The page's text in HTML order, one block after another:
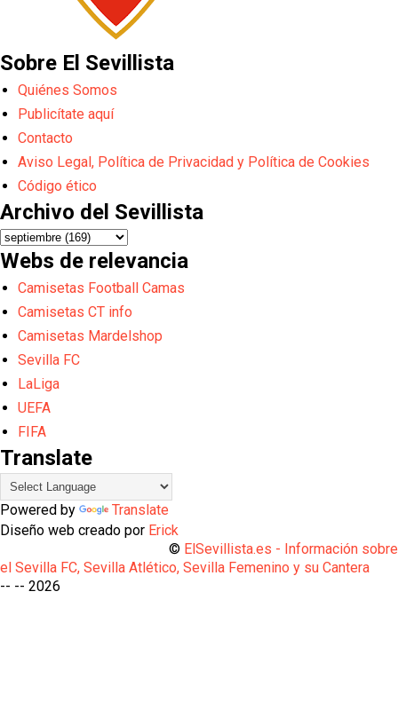
Sobre El Sevillista
Quiénes Somos
Publicítate aquí
Contacto
Aviso Legal, Política de Privacidad y Política de Cookies
Código ético
Archivo del Sevillista
Webs de relevancia
Camisetas Football Camas
Camisetas CT info
Camisetas Mardelshop
Sevilla FC
LaLiga
UEFA
FIFA
Translate
Powered by
Translate
Diseño web creado por Erick
© ElSevillista.es - Información sobre
el Sevilla FC, Sevilla Atlético, Sevilla Femenino y su Cantera
-- -- 2026